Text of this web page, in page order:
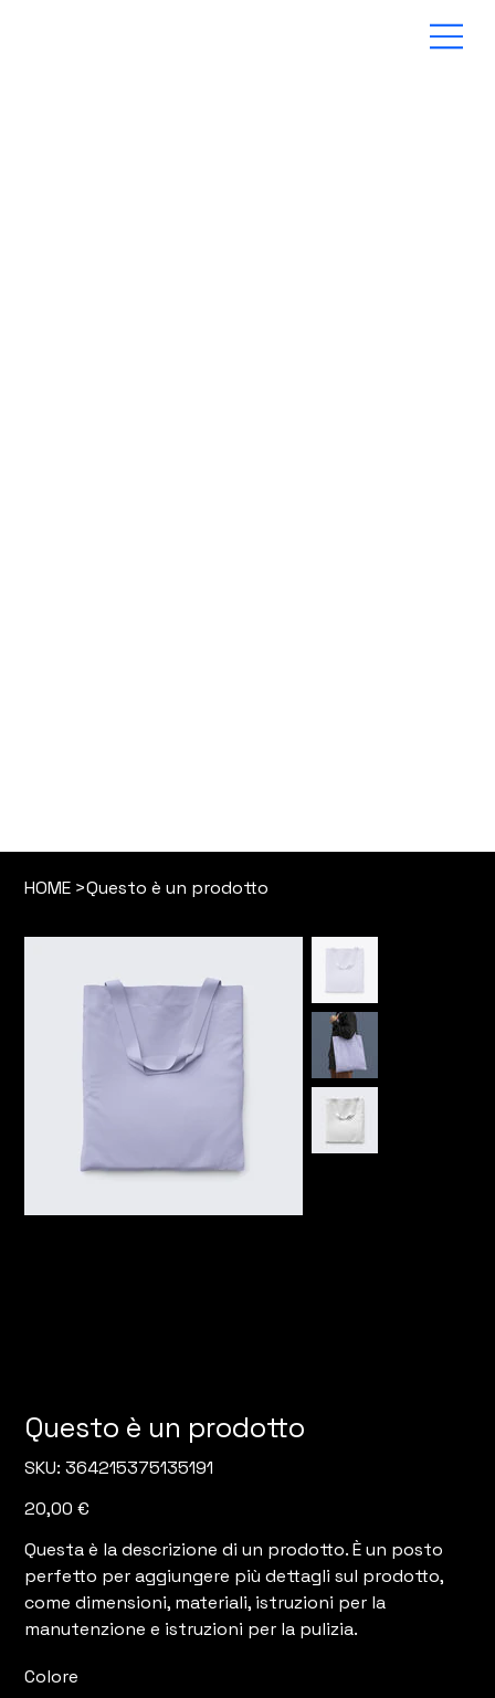
HOME >Questo è un prodotto
Questo è un prodotto
SKU: SKU
364215375135191
364215375135191
Prezzo
20,00 €
Questa è la descrizione di un prodotto. È un posto
perfetto per aggiungere più dettagli sul prodotto,
come dimensioni, materiali, istruzioni per la
manutenzione e istruzioni per la pulizia.
Colore